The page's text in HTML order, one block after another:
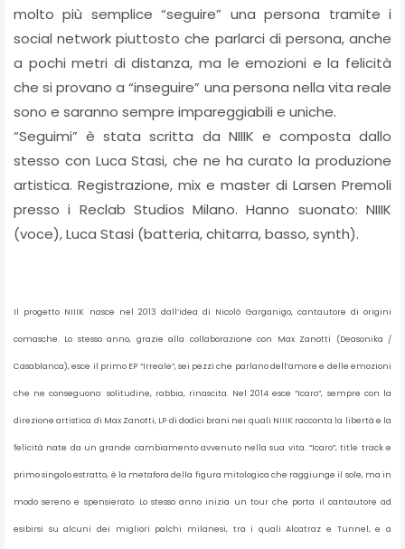
molto più semplice “seguire” una persona tramite i
social network piuttosto che parlarci di persona, anche
a pochi metri di distanza, ma le emozioni e la felicità
che si provano a “inseguire” una persona nella vita reale
sono e saranno sempre impareggiabili e uniche.
“Seguimi” è stata scritta da NIIIK e composta dallo
stesso con Luca Stasi, che ne ha curato la produzione
artistica. Registrazione, mix e master di Larsen Premoli
presso i Reclab Studios Milano. Hanno suonato: NIIIK
(voce), Luca Stasi (batteria, chitarra, basso, synth).
Il progetto NIIIK nasce nel 2013 dall’idea di Nicolò Garganigo, cantautore di origini
comasche. Lo stesso anno, grazie alla collaborazione con Max Zanotti (Deasonika /
Casablanca), esce il primo EP “Irreale”, sei pezzi che parlano dell’amore e delle emozioni
che ne conseguono: solitudine, rabbia, rinascita. Nel 2014 esce “Icaro”, sempre con la
direzione artistica di Max Zanotti, LP di dodici brani nei quali NIIIK racconta la libertà e la
felicità nate da un grande cambiamento avvenuto nella sua vita. “Icaro”, title track e
primo singolo estratto, è la metafora della figura mitologica che raggiunge il sole, ma in
modo sereno e spensierato. Lo stesso anno inizia un tour che porta il cantautore ad
esibirsi su alcuni dei migliori palchi milanesi, tra i quali Alcatraz e Tunnel, e a